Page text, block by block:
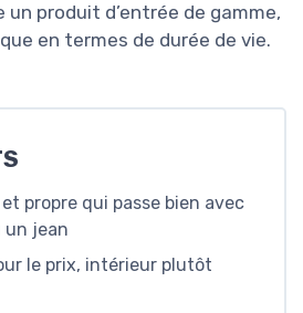
produit d’entrée de gamme,
en termes de durée de vie.
propre qui passe bien avec
un jean
le prix, intérieur plutôt